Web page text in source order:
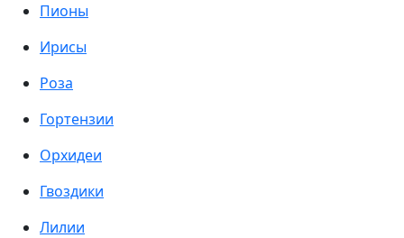
Пионы
Ирисы
Роза
Гортензии
Орхидеи
Гвоздики
Лилии